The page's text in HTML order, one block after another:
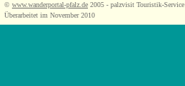
© www.wanderportal-pfalz.de 2005 - palzvisit Touristik-Service
Überarbeitet im November 2010